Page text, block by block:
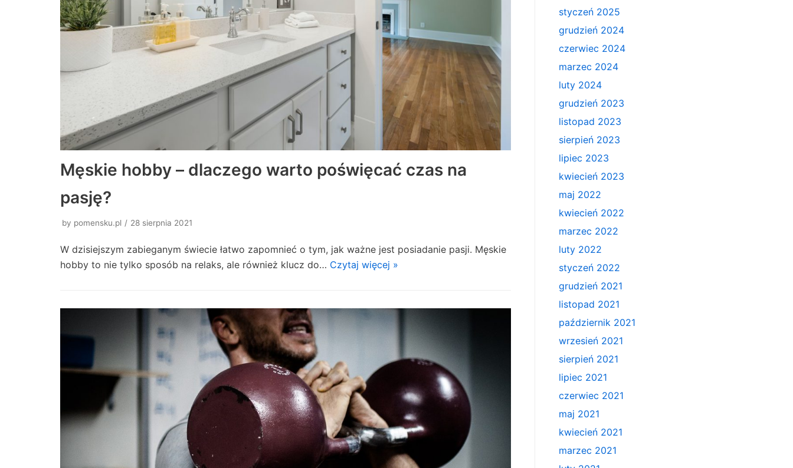
Męskie hobby – dlaczego warto poświęcać czas na
pasję?
by pomensku.pl 28 sierpnia 2021
W dzisiejszym zabieganym świecie łatwo zapomnieć o tym, jak ważne jest posiadanie pasji. Męskie
hobby to nie tylko sposób na relaks, ale również klucz do… Czytaj więcej »
styczeń 2025
grudzień 2024
czerwiec 2024
marzec 2024
luty 2024
grudzień 2023
listopad 2023
sierpień 2023
lipiec 2023
kwiecień 2023
maj 2022
kwiecień 2022
marzec 2022
luty 2022
styczeń 2022
grudzień 2021
listopad 2021
październik 2021
wrzesień 2021
sierpień 2021
lipiec 2021
czerwiec 2021
maj 2021
kwiecień 2021
marzec 2021